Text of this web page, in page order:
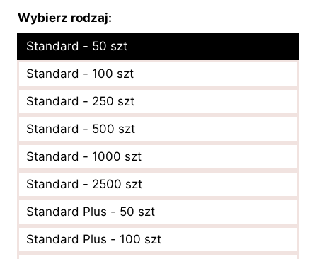
Wybierz rodzaj:
Standard - 50 szt
Standard - 100 szt
Standard - 250 szt
Standard - 500 szt
Standard - 1000 szt
Standard - 2500 szt
Standard Plus - 50 szt
Standard Plus - 100 szt